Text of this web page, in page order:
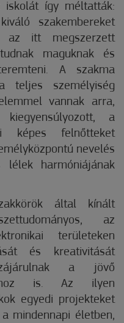
így méltatták:
szakembereket
az itt megszerzett
maguknak és
A szakma
teljes személyiség
vannak arra,
a
képes felnőtteket
nevelés
harmóniájának
által kínált
az
területeken
és kreativitását
a jövő
is. Az ilyen
egyedi projekteket
mindennapi életben,